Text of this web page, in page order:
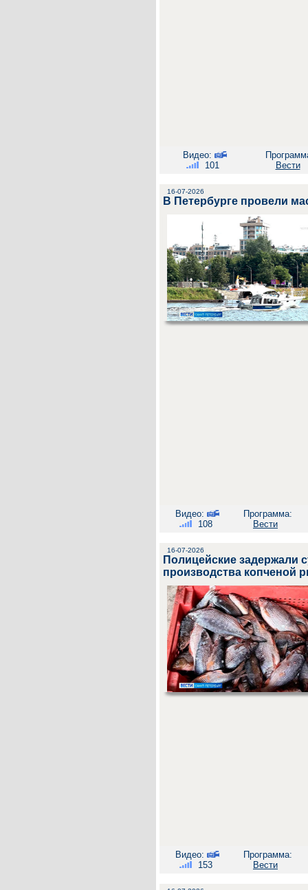
Видео:
101
Вести
16-07-2026
В Петербурге провели
Видео:
108
Программа:
Вести
16-07-2026
Полицейские задержали
производства копченой
Видео:
153
Программа:
Вести